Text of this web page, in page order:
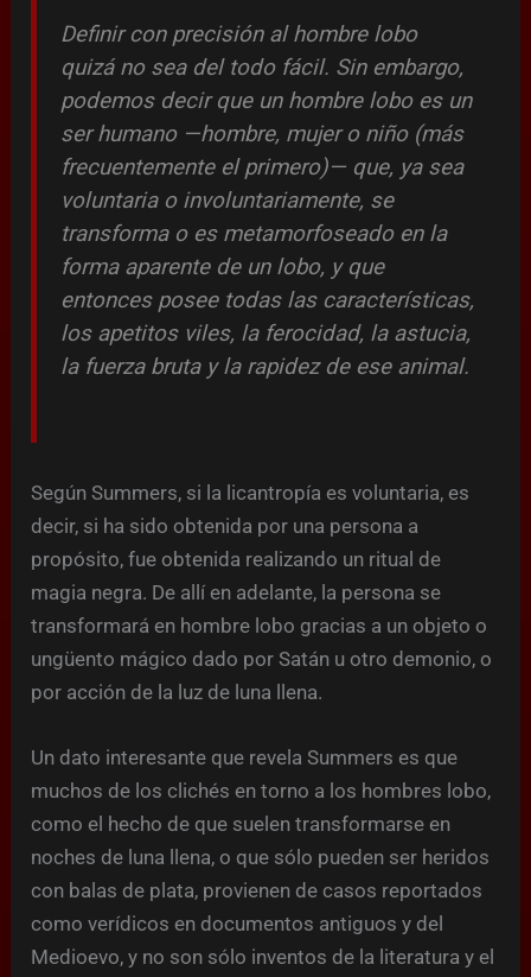
Definir con precisión al hombre lobo
quizá no sea del todo fácil. Sin embargo,
podemos decir que un hombre lobo es un
ser humano —hombre, mujer o niño (más
frecuentemente el primero)— que, ya sea
voluntaria o involuntariamente, se
transforma o es metamorfoseado en la
forma aparente de un lobo, y que
entonces posee todas las características,
los apetitos viles, la ferocidad, la astucia,
la fuerza bruta y la rapidez de ese animal.
Según Summers, si la licantropía es voluntaria, es
decir, si ha sido obtenida por una persona a
propósito, fue obtenida realizando un ritual de
magia negra. De allí en adelante, la persona se
transformará en hombre lobo gracias a un objeto o
ungüento mágico dado por Satán u otro demonio, o
por acción de la luz de luna llena.
Un dato interesante que revela Summers es que
muchos de los clichés en torno a los hombres lobo,
como el hecho de que suelen transformarse en
noches de luna llena, o que sólo pueden ser heridos
con balas de plata, provienen de casos reportados
como verídicos en documentos antiguos y del
Medioevo, y no son sólo inventos de la literatura y el